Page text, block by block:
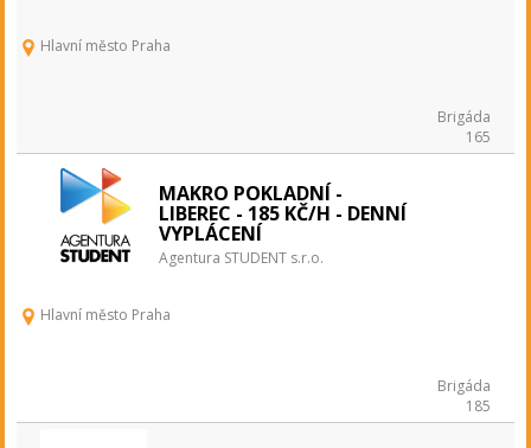
Hlavní město Praha
Brigáda
165
MAKRO POKLADNÍ -
LIBEREC - 185 KČ/H - DENNÍ
VYPLÁCENÍ
Agentura STUDENT s.r.o.
Hlavní město Praha
Brigáda
185